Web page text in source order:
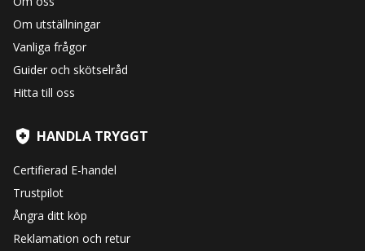
Om utställningar
Vanliga frågor
Guider och skötselråd
Hitta till oss
HANDLA TRYGGT
Certifierad E-handel
Trustpilot
Ångra ditt köp
Reklamation och retur